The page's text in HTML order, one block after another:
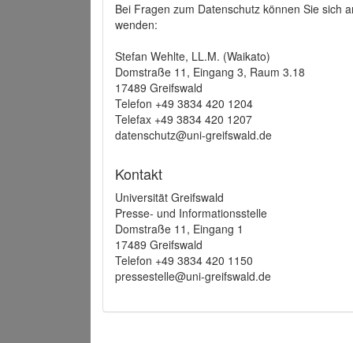
Bei Fragen zum Datenschutz können Sie sich
wenden:
Stefan Wehlte, LL.M. (Waikato)
Domstraße 11, Eingang 3, Raum 3.18
17489 Greifswald
Telefon +49 3834 420 1204
Telefax +49 3834 420 1207
datenschutz@uni-greifswald.de
Kontakt
Universität Greifswald
Presse- und Informationsstelle
Domstraße 11, Eingang 1
17489 Greifswald
Telefon +49 3834 420 1150
pressestelle@uni-greifswald.de